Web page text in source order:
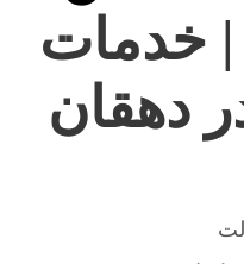
| خدمات
دهقان